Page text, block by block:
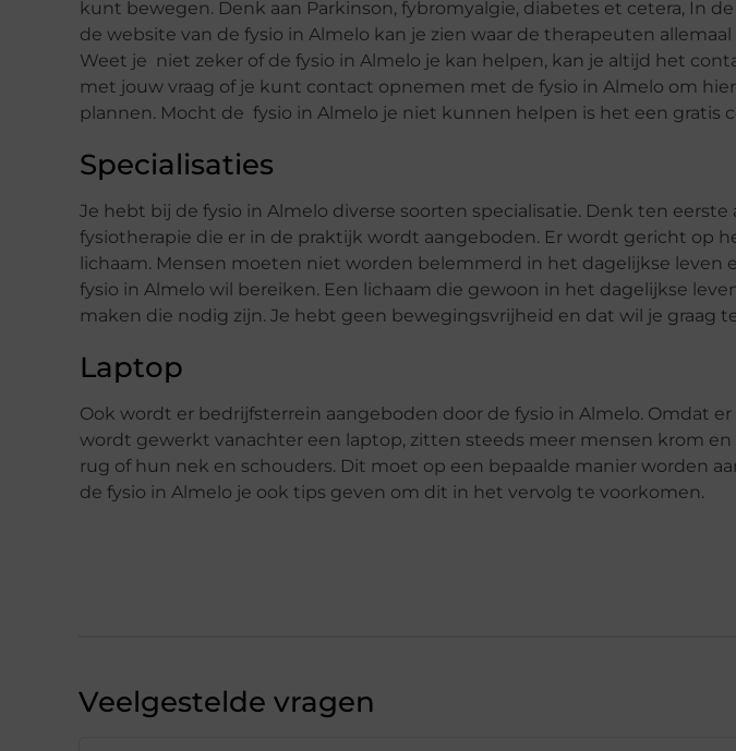
kunt bewegen. Denk aan Parkinson, fybromyalgie, diabetes et cetera, In
de website van de fysio in Almelo kan je zien waar de therapeuten
Weet je niet zeker of de fysio in Almelo je kan helpen, kan je altijd het
met jouw vraag of je kunt contact opnemen met de fysio in Almelo om
plannen. Mocht de fysio in Almelo je niet kunnen helpen is het een gratis
Specialisaties
Je hebt bij de fysio in Almelo diverse soorten specialisatie. Denk ten eerste
fysiotherapie die er in de praktijk wordt aangeboden. Er wordt gericht op
lichaam. Mensen moeten niet worden belemmerd in het dagelijkse leven
fysio in Almelo wil bereiken. Een lichaam die gewoon in het dagelijkse
maken die nodig zijn. Je hebt geen bewegingsvrijheid en dat wil je graag
Laptop
Ook wordt er bedrijfsterrein aangeboden door de fysio in Almelo. Omdat
wordt gewerkt vanachter een laptop, zitten steeds meer mensen krom en
rug of hun nek en schouders. Dit moet op een bepaalde manier worden
de fysio in Almelo je ook tips geven om dit in het vervolg te voorkomen.
Veelgestelde vragen